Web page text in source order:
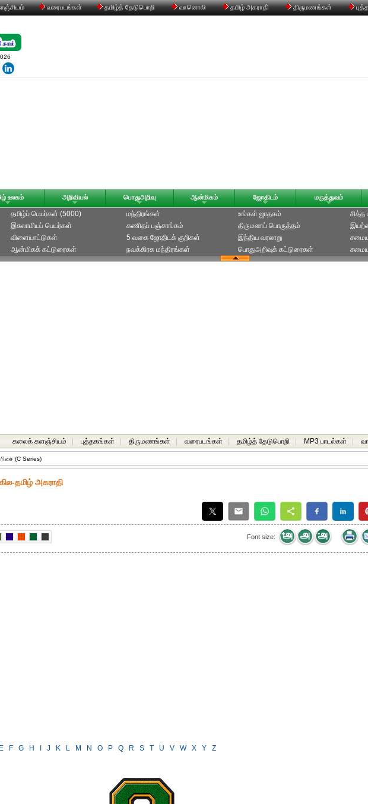
வரைபடங்கள் தமிழ்த் தேடுபொறி வானொலி தமிழ் அகராதி் திருமணங்கள்
உலகம் அறிவியல் பொதுஅறிவு ஆன்மிகம் ஜோதிடம் மருத்துவம்
தமிழ்ப் பெயர்கள் (5000)
இசுலாமியப் பெயர்கள்
விளையாட்டுகள்
ஆன்மிகக் கட்டுரைகள்
மந்திரங்கள்
கணிதப் பஞ்சாங்கம்
5 வகை ஜோதிடக் குறிகள்
நவக்கிரக மந்திரங்கள்
உங்கள் ஜாதகம்
திருமணப் பொருத்தம்
இந்திய வரலாறு
பொதுஅறிவுக் கட்டுரைகள்
சித்த
கலைக் களஞ்சியம் புத்தகங்கள் திருமணங்கள் வரைபடங்கள் தமிழ்த் தேடுபொறி MP3 பாடல்கள்
(C Series)
தமிழ் அகராதி
Font size:
E F G H J K L M N O P Q R S T U V W X Y Z